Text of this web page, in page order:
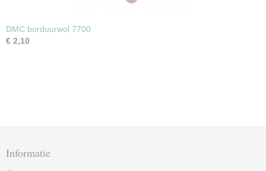
DMC borduurwol 7700
€ 2,10
Informatie